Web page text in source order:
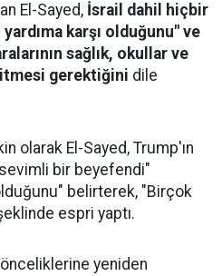
El-Sayed, İsrail dahil hiçbir
karşı olduğunu" ve
sağlık, okullar ve
gerektiğini dile
olarak El-Sayed, Trump'ın
bir beyefendi"
belirterek, "Birçok
espri yaptı.
yeniden